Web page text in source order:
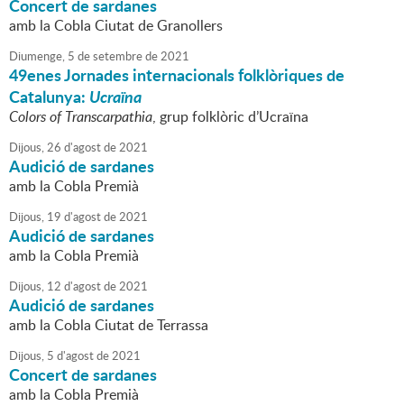
Concert de sardanes
amb la Cobla Ciutat de Granollers
Diumenge, 5 desetembrede2021
49enes Jornades internacionals folklòriques de
Catalunya: Ucraïna
Colors of Transcarpathia, grup folklòric d’Ucraïna
Dijous,26 d'agostde2021
Audició de sardanes
amb la Cobla Premià
Dijous, 19 d'agostde2021
Audició de sardanes
amb la Cobla Premià
Dijous, 12 d'agostde2021
Audició de sardanes
amb la Cobla Ciutat de Terrassa
Dijous, 5 d'agostde2021
Concert de sardanes
amb la Cobla Premià